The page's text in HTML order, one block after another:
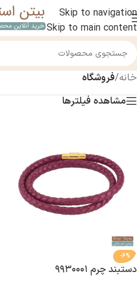
Skip to navigation
Skip to main content
خانه/فروشگاه
مشاهده فیلترها
-6%
دستبند چرم ۹۹۳۰۰۰۱